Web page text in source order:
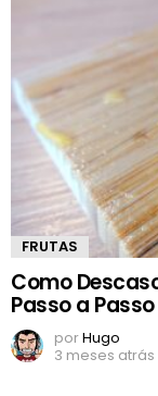
FRUTAS
Como
Passo a Passo
porHugo
3 meses atrás